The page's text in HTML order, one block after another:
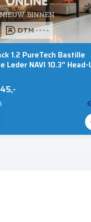
1.2 PureTech Bastille
Leder NAVI 10.3" Head-